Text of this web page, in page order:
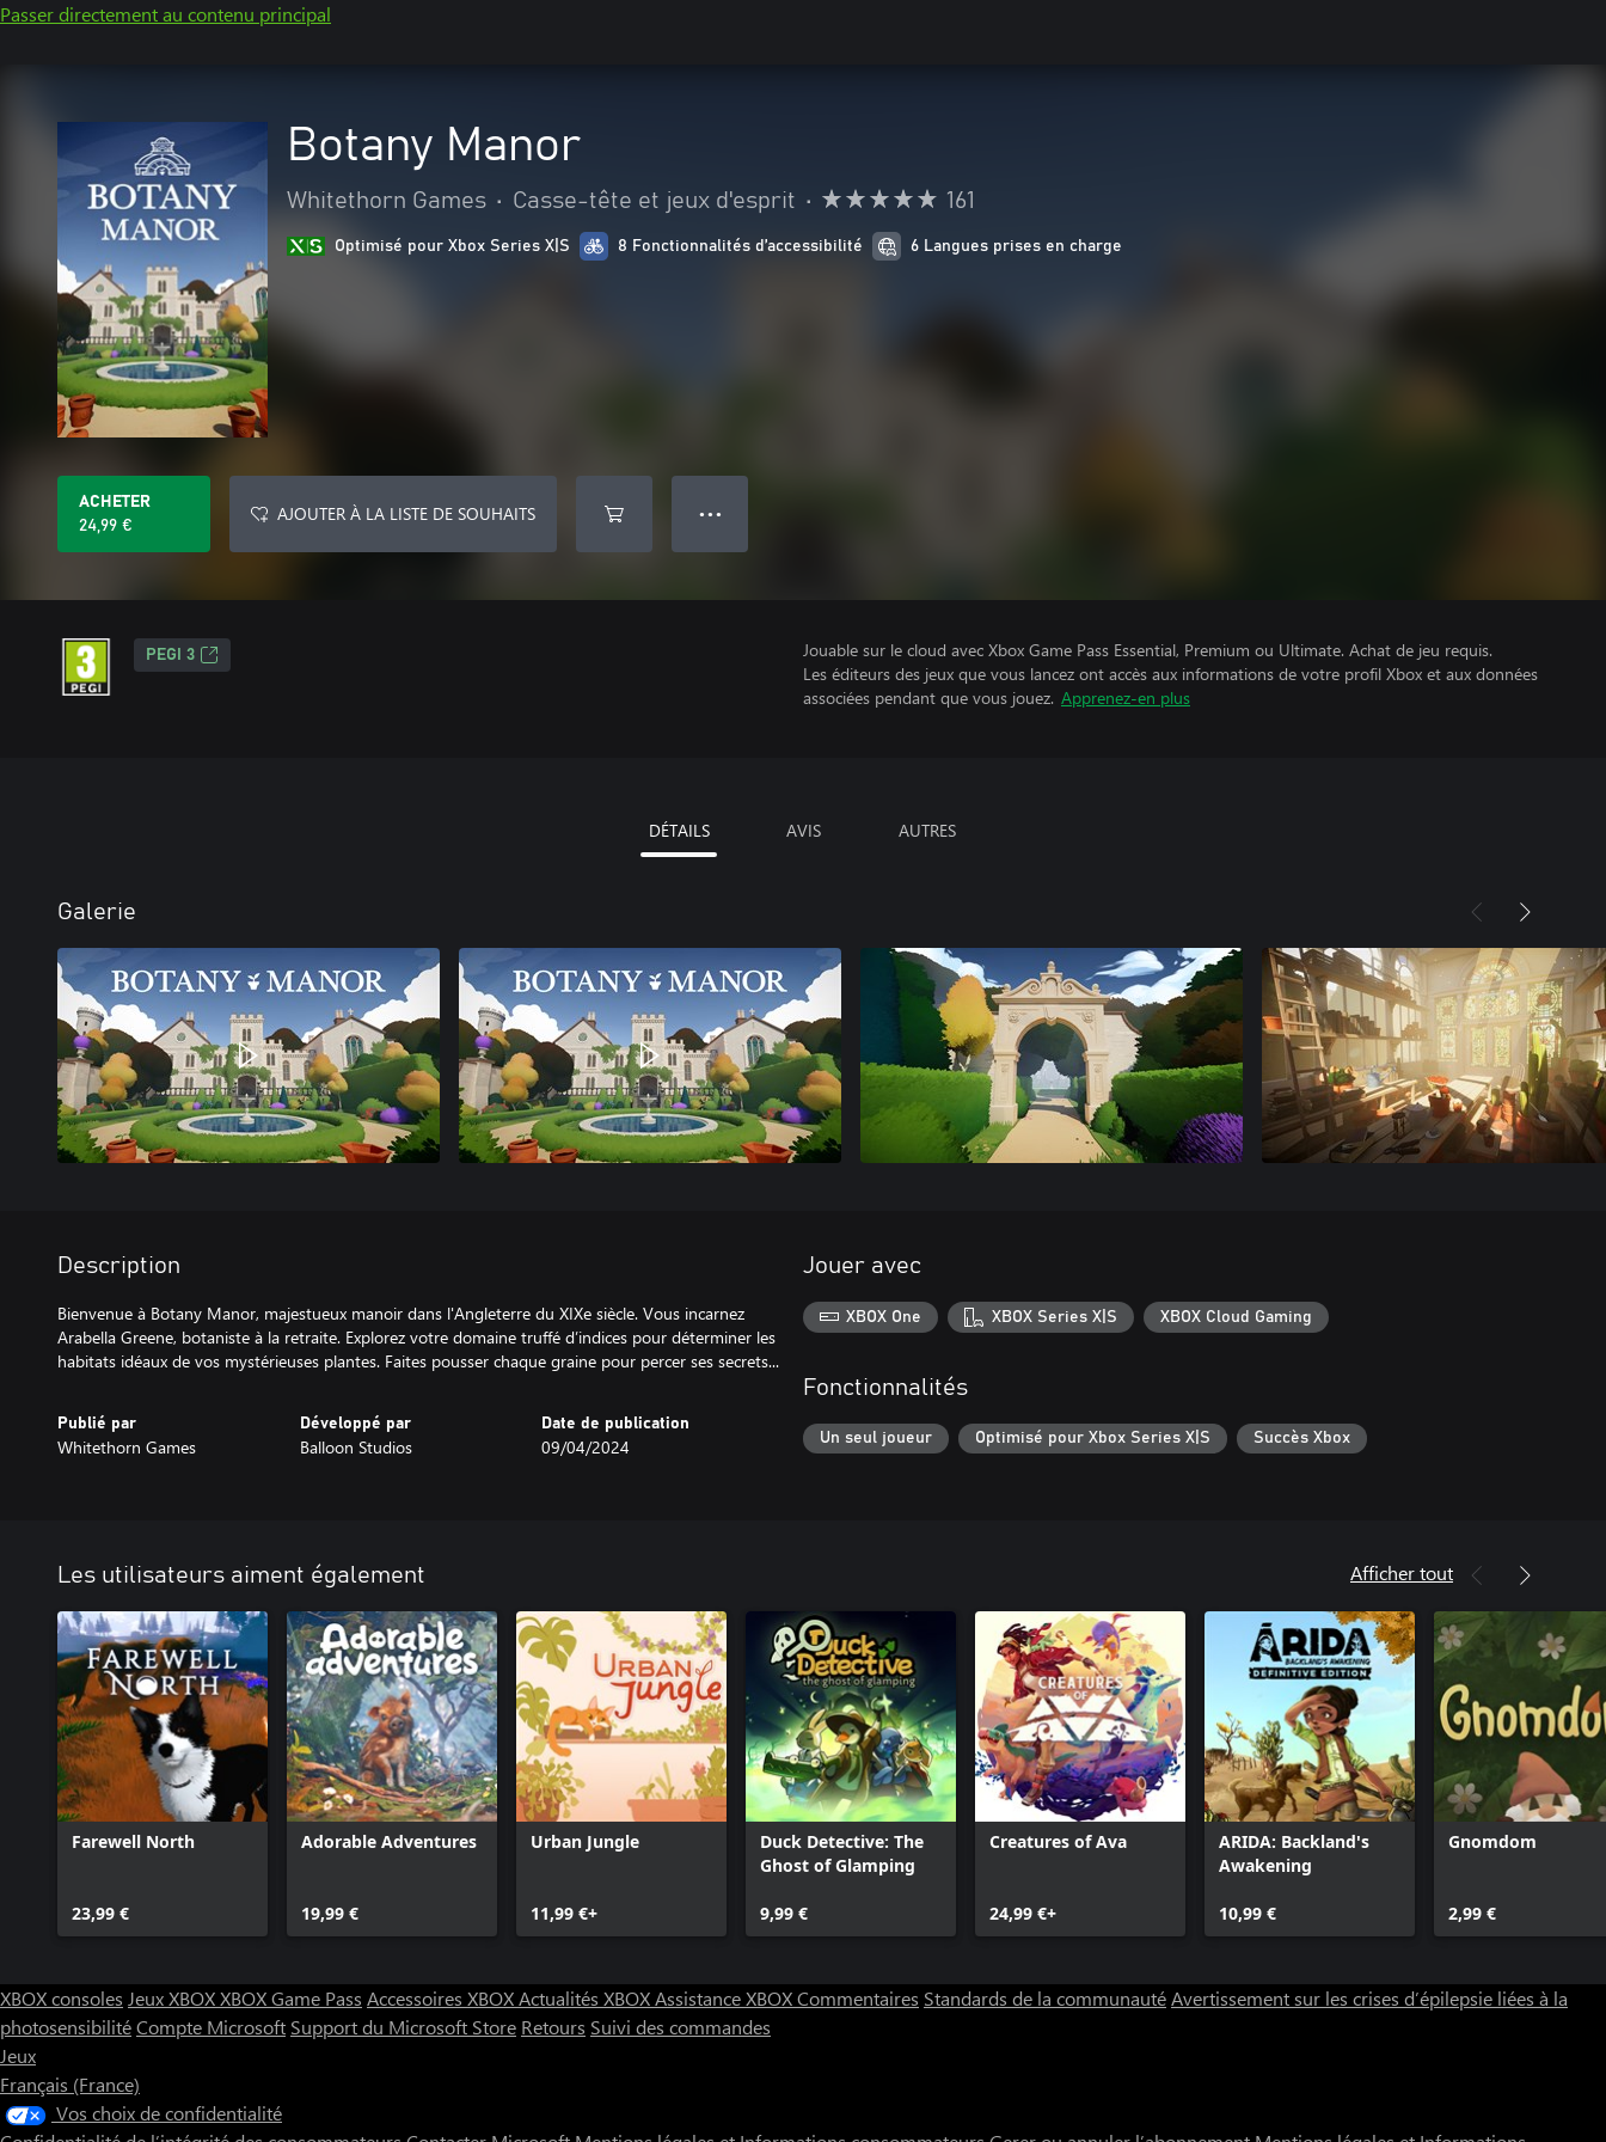
Passer directement au contenu principal
Botany Manor
Whitethorn Games • Casse-tête et jeux d'esprit • 161
Optimisé pour Xbox Series X|S 8 Fonctionnalités d’accessibilité 6 Langues prises en charge
ACHETER
24,99 €
AJOUTER À LA LISTE DE SOUHAITS ● ● ●
PEGI 3
Jouable sur le cloud avec Xbox Game Pass Essential, Premium ou Ultimate. Achat de jeu requis.
Les éditeurs des jeux que vous lancez ont accès aux informations de votre profil Xbox et aux données
associées pendant que vous jouez. Apprenez-en plus
DÉTAILS AVIS AUTRES
Galerie
Description
Bienvenue à Botany Manor, majestueux manoir dans l'Angleterre du XIXe siècle. Vous incarnez
Arabella Greene, botaniste à la retraite. Explorez votre domaine truffé d’indices pour déterminer les
habitats idéaux de vos mystérieuses plantes. Faites pousser chaque graine pour percer ses secrets...
Publié par
Whitethorn Games
Développé par
Balloon Studios
Date de publication
09/04/2024
Jouer avec
XBOX One XBOX Series X|S XBOX Cloud Gaming
Fonctionnalités
Un seul joueur Optimisé pour Xbox Series X|S Succès Xbox
Les utilisateurs aiment également Afficher tout
Farewell North
23,99 €
Adorable Adventures
19,99 €
Urban Jungle
11,99 €+
Duck Detective: The
Ghost of Glamping
9,99 €
Creatures of Ava
24,99 €+
ARIDA: Backland's
Awakening
10,99 €
Gnomdom
2,99 €
XBOX consoles Jeux XBOXXBOX Game Pass Accessoires XBOXActualités XBOXAssistance XBOXCommentaires Standards de la communautéAvertissement sur les crises d’épilepsie liées à la
photosensibilitéCompte Microsoft Support du Microsoft Store Retours Suivi des commandes
Jeux
Français (France)
Vos choix de confidentialité